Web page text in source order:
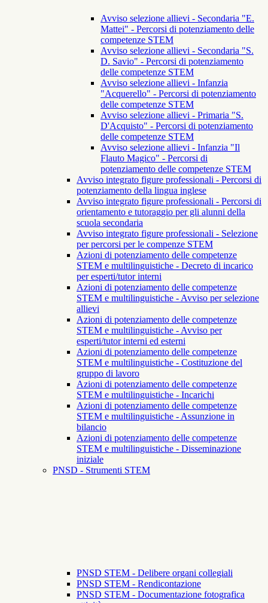
Avviso selezione allievi - Secondaria "E.
Mattei" - Percorsi di potenziamento delle
competenze STEM
Avviso selezione allievi - Secondaria "S.
D. Savio" - Percorsi di potenziamento
delle competenze STEM
Avviso selezione allievi - Infanzia
"Acquerello" - Percorsi di potenziamento
delle competenze STEM
Avviso selezione allievi - Primaria "S.
D'Acquisto" - Percorsi di potenziamento
delle competenze STEM
Avviso selezione allievi - Infanzia "Il
Flauto Magico" - Percorsi di
potenziamento delle competenze STEM
Avviso integrato figure professionali - Percorsi di
potenziamento della lingua inglese
Avviso integrato figure professionali - Percorsi di
orientamento e tutoraggio per gli alunni della
scuola secondaria
Avviso integrato figure professionali - Selezione
per percorsi per le compenze STEM
Azioni di potenziamento delle competenze
STEM e multilinguistiche - Decreto di incarico
per esperti/tutor interni
Azioni di potenziamento delle competenze
STEM e multilinguistiche - Avviso per selezione
allievi
Azioni di potenziamento delle competenze
STEM e multilinguistiche - Avviso per
esperti/tutor interni ed esterni
Azioni di potenziamento delle competenze
STEM e multilinguistiche - Costituzione del
gruppo di lavoro
Azioni di potenziamento delle competenze
STEM e multilinguistiche - Incarichi
Azioni di potenziamento delle competenze
STEM e multilinguistiche - Assunzione in
bilancio
Azioni di potenziamento delle competenze
STEM e multilinguistiche - Disseminazione
iniziale
PNSD - Strumenti STEM
PNSD STEM - Delibere organi collegiali
PNSD STEM - Rendicontazione
PNSD STEM - Documentazione fotografica